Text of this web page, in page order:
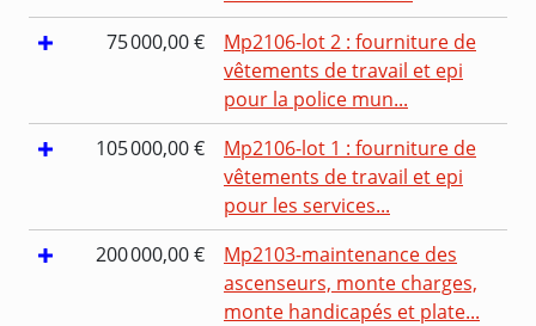
75 000,00 €
Mp2106-lot 2 : fourniture de
vêtements de travail et epi
pour la police mun...
105 000,00 €
Mp2106-lot 1 : fourniture de
vêtements de travail et epi
pour les services...
200 000,00 €
Mp2103-maintenance des
ascenseurs, monte charges,
monte handicapés et plate...